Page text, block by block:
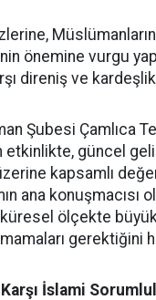
önemine vurgu
direniş ve
Şubesi Çamlıca
güncel
kapsamlı
ana konuşmacısı
küresel ölçekte
gerektiğini
İslami